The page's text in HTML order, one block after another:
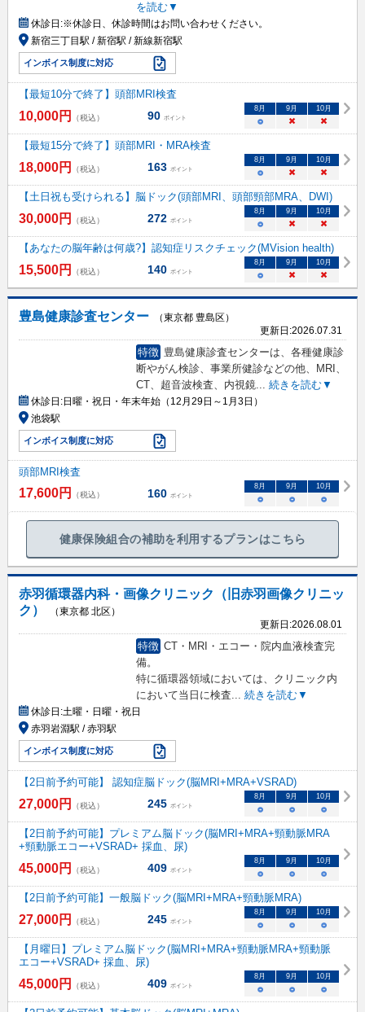
を読む▼
休診日:※休診日、休診時間はお問い合わせください。​
新宿三丁目駅 / 新宿駅 / 新線新宿駅
インボイス制度に対応
【最短10分で終了】頭部MRI検査
10,000円 （税込） 90 ポイント
8月 9月 10月
○ × ×
【最短15分で終了】頭部MRI・MRA検査
18,000円 （税込） 163 ポイント
8月 9月 10月
○ × ×
【土日祝も受けられる】脳ドック(頭部MRI、頭部頸部MRA、DWI)
30,000円 （税込） 272 ポイント
8月 9月 10月
○ × ×
【あなたの脳年齢は何歳?】認知症リスクチェック(MVision health)
15,500円 （税込） 140 ポイント
8月 9月 10月
○ × ×
豊島健康診査センター
（東京都 豊島区）
更新日:2026.07.31
特徴 豊島健康診査センターは、各種健康診
断やがん検診、事業所健診などの他、MRI、
CT、超音波検査、内視鏡
続きを読む▼
休診日:日曜・祝日・年末年始（12月29日～1月3日）
池袋駅
インボイス制度に対応
頭部MRI検査
17,600円 （税込） 160 ポイント
8 月 9 月 10月
○ ○ ○
健康保険組合の補助を利用するプランはこちら
赤羽循環器内科・画像クリニック（旧赤羽画像クリニッ
ク）
（東京都 北区）
更新日:2026.08.01
特徴 CT・MRI・エコー・院内血液検査完
備。
特に循環器領域においては、クリニック内
において当日に検査... 続きを読む▼
休診日:土曜・日曜・祝日
赤羽岩淵駅 / 赤羽駅
インボイス制度に対応
【2日前予約可能】 認知症脳ドック(脳MRI+MRA+VSRAD)
27,000円 （税込） 245 ポイント
8月 9月 10月
○ ○ ○
【2日前予約可能】プレミアム脳ドック(脳MRI+MRA+頸動脈MRA
+頸動脈エコー+VSRAD+ 採血、尿)
45,000円 （税込） 409 ポイント
8月 9月 10月
○ ○ ○
【2日前予約可能】一般脳ドック(脳MRI+MRA+頸動脈MRA)
27,000円 （税込） 245 ポイント
8月 9月 10月
○ ○ ○
【月曜日】プレミアム脳ドック(脳MRI+MRA+頸動脈MRA+頸動脈
エコー+VSRAD+ 採血、尿)
45,000円 （税込） 409 ポイント
8月 9月 10月
○ ○ ○